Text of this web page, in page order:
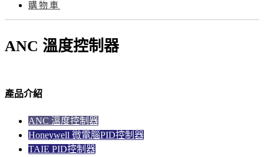
購物車
ANC 溫度控制器
產品介紹
ANC 溫度控制器
Honeywell 微電腦PID控制器
TAIE PID控制器